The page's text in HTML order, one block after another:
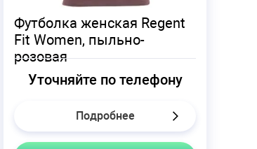
Футболка женская Regent
Fit Women, пыльно-
розовая
Уточняйте по телефону
Подробнее